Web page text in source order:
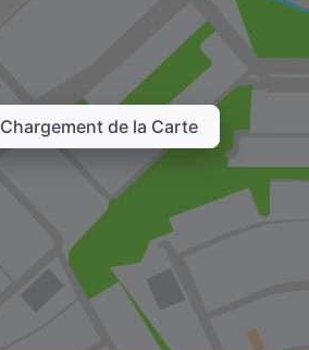
Chargement de la Carte